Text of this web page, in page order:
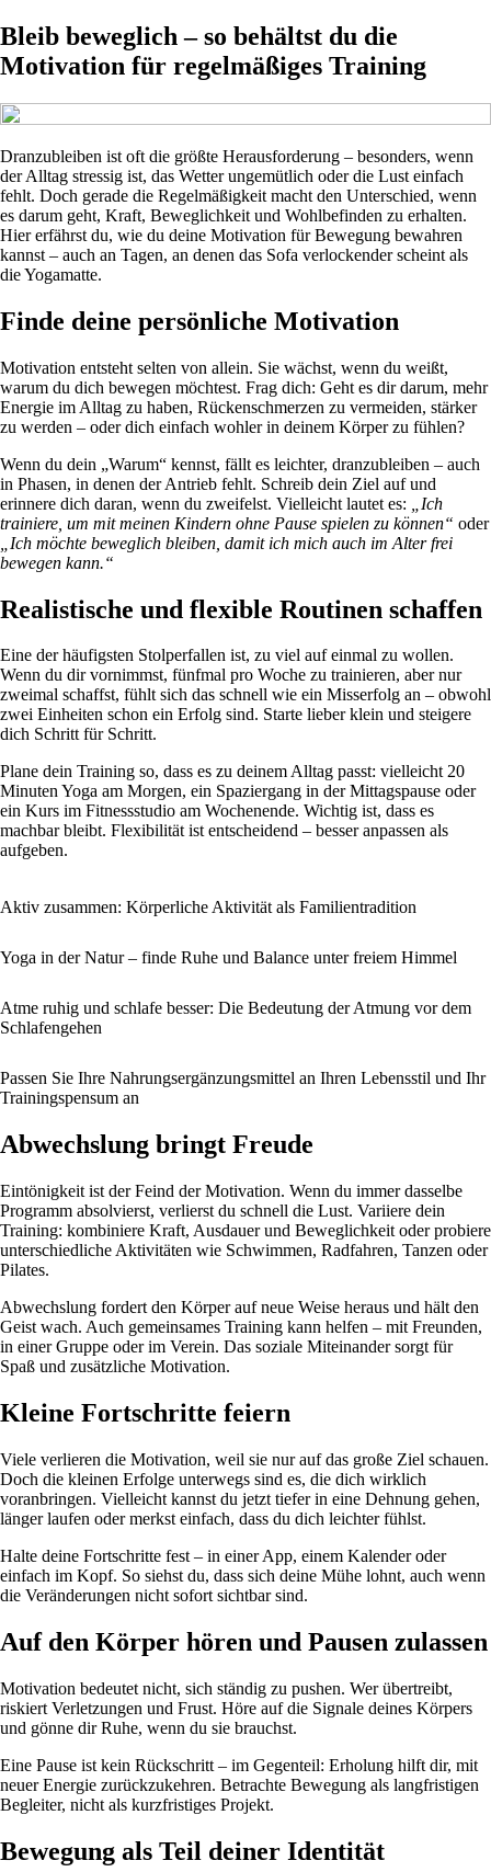
Bleib beweglich – so behältst du die
Motivation für regelmäßiges Training
Dranzubleiben ist oft die größte Herausforderung – besonders, wenn
der Alltag stressig ist, das Wetter ungemütlich oder die Lust einfach
fehlt. Doch gerade die Regelmäßigkeit macht den Unterschied, wenn
es darum geht, Kraft, Beweglichkeit und Wohlbefinden zu erhalten.
Hier erfährst du, wie du deine Motivation für Bewegung bewahren
kannst – auch an Tagen, an denen das Sofa verlockender scheint als
die Yogamatte.
Finde deine persönliche Motivation
Motivation entsteht selten von allein. Sie wächst, wenn du weißt,
warum du dich bewegen möchtest. Frag dich: Geht es dir darum, mehr
Energie im Alltag zu haben, Rückenschmerzen zu vermeiden, stärker
zu werden – oder dich einfach wohler in deinem Körper zu fühlen?
Wenn du dein „Warum“ kennst, fällt es leichter, dranzubleiben – auch
in Phasen, in denen der Antrieb fehlt. Schreib dein Ziel auf und
erinnere dich daran, wenn du zweifelst. Vielleicht lautet es:
„Ich
trainiere, um mit meinen Kindern ohne Pause spielen zu können“ oder
„Ich möchte beweglich bleiben, damit ich mich auch im Alter frei
bewegen kann.“
Realistische und flexible Routinen schaffen
Eine der häufigsten Stolperfallen ist, zu viel auf einmal zu wollen.
Wenn du dir vornimmst, fünfmal pro Woche zu trainieren, aber nur
zweimal schaffst, fühlt sich das schnell wie ein Misserfolg an – obwohl
zwei Einheiten schon ein Erfolg sind. Starte lieber klein und steigere
dich Schritt für Schritt.
Plane dein Training so, dass es zu deinem Alltag passt: vielleicht 20
Minuten Yoga am Morgen, ein Spaziergang in der Mittagspause oder
ein Kurs im Fitnessstudio am Wochenende. Wichtig ist, dass es
machbar bleibt. Flexibilität ist entscheidend – besser anpassen als
aufgeben.
Aktiv zusammen: Körperliche Aktivität als Familientradition
Yoga in der Natur – finde Ruhe und Balance unter freiem Himmel
Atme ruhig und schlafe besser: Die Bedeutung der Atmung vor dem
Schlafengehen
Passen Sie Ihre Nahrungsergänzungsmittel an Ihren Lebensstil und Ihr
Trainingspensum an
Abwechslung bringt Freude
Eintönigkeit ist der Feind der Motivation. Wenn du immer dasselbe
Programm absolvierst, verlierst du schnell die Lust. Variiere dein
Training: kombiniere Kraft, Ausdauer und Beweglichkeit oder probiere
unterschiedliche Aktivitäten wie Schwimmen, Radfahren, Tanzen oder
Pilates.
Abwechslung fordert den Körper auf neue Weise heraus und hält den
Geist wach. Auch gemeinsames Training kann helfen – mit Freunden,
in einer Gruppe oder im Verein. Das soziale Miteinander sorgt für
Spaß und zusätzliche Motivation.
Kleine Fortschritte feiern
Viele verlieren die Motivation, weil sie nur auf das große Ziel schauen.
Doch die kleinen Erfolge unterwegs sind es, die dich wirklich
voranbringen. Vielleicht kannst du jetzt tiefer in eine Dehnung gehen,
länger laufen oder merkst einfach, dass du dich leichter fühlst.
Halte deine Fortschritte fest – in einer App, einem Kalender oder
einfach im Kopf. So siehst du, dass sich deine Mühe lohnt, auch wenn
die Veränderungen nicht sofort sichtbar sind.
Auf den Körper hören und Pausen zulassen
Motivation bedeutet nicht, sich ständig zu pushen. Wer übertreibt,
riskiert Verletzungen und Frust. Höre auf die Signale deines Körpers
und gönne dir Ruhe, wenn du sie brauchst.
Eine Pause ist kein Rückschritt – im Gegenteil: Erholung hilft dir, mit
neuer Energie zurückzukehren. Betrachte Bewegung als langfristigen
Begleiter, nicht als kurzfristiges Projekt.
Bewegung als Teil deiner Identität